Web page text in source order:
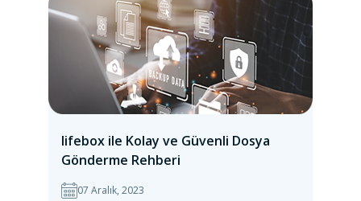
lifebox ile Kolay ve Güvenli Dosya
Gönderme Rehberi
07 Aralık, 2023